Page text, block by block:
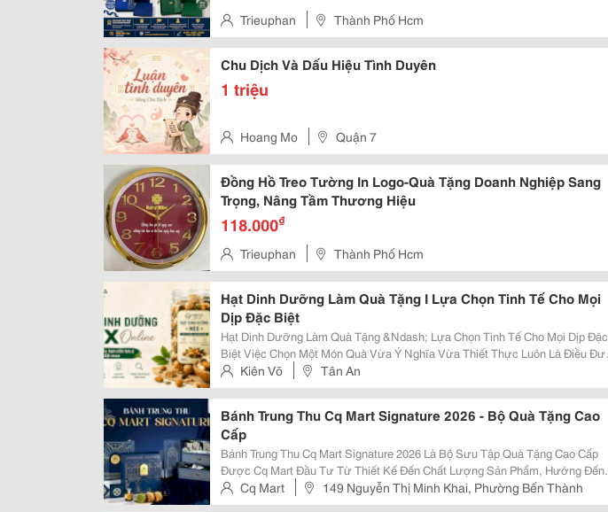
&Amp; Bút Ký Chính Là Lựa Chọn Được...
Trieuphan Thành Phố Hcm
Chu Dịch Và Dấu Hiệu Tình Duyên
1 triệu
Hoang Mo Quận 7
Đồng Hồ Treo Tường In Logo-Quà Tặng Doanh Nghiệp Sang
Trọng, Nâng Tầm Thương Hiệu
118.000₫
Trieuphan Thành Phố Hcm
Hạt Dinh Dưỡng Làm Quà Tặng I Lựa Chọn Tinh Tế Cho Mọi
Dịp Đặc Biệt
Hạt Dinh Dưỡng Làm Quà Tặng &Ndash; Lựa Chọn Tinh Tế Cho Mọi Dịp Đặc
Biệt Việc Chọn Một Món Quà Vừa Ý Nghĩa Vừa Thiết Thực Luôn Là Điều Được
Nhiều Người Quan Tâm. Trong Những Năm Gần Đây, Hạt Dinh Dưỡng Làm
Quà Tặng Trở Thành Xu Hướng Được Nhiều Gia...
Kiên Võ Tân An
Bánh Trung Thu Cq Mart Signature 2026 - Bộ Quà Tặng Cao
Cấp
Bánh Trung Thu Cq Mart Signature 2026 Là Bộ Sưu Tập Quà Tặng Cao Cấp
Được Cq Mart Đầu Tư Từ Thiết Kế Đến Chất Lượng Sản Phẩm, Hướng Đến
Nhu Cầu Biếu Tặng Đối Tác, Khách Hàng Và Nhân Viên Trong Dịp Trung Thu.
Không Chỉ Sở Hữu Những Mẫu Hộp Sang Trọng,...
Cq Mart 149 Nguyễn Thị Minh Khai, Phường Bến Thành